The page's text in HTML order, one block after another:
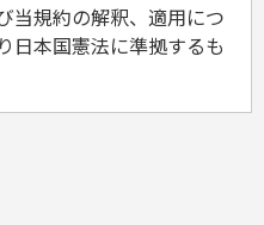
当規約の解釈、適用につ
日本国憲法に準拠するも